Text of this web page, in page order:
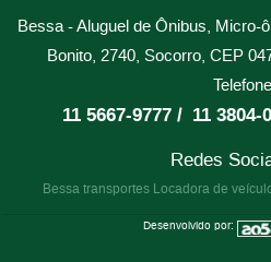
Bessa - Aluguel de Ônibus, Micro-
Bonito, 2740, Socorro, CEP
11 5667-9777 / 11 3804-
Redes
Bessa transportes Locadora de
Desenvolvido por: